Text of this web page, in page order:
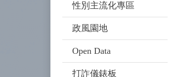
性別主流化專區
政風園地
Open Data
打詐儀錶板